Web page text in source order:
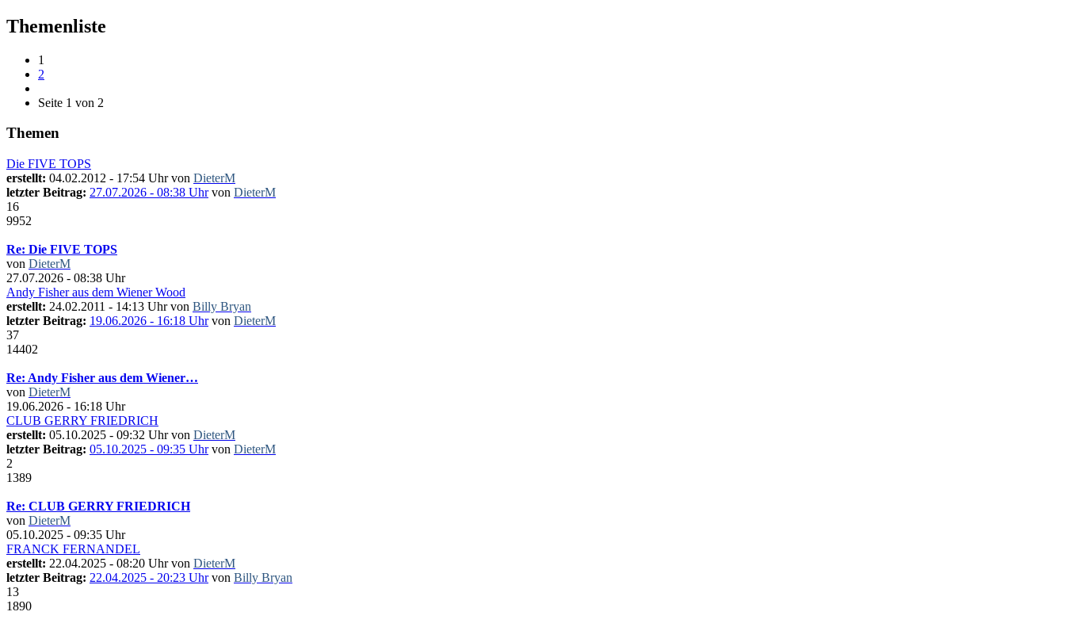
Themenliste
1
2
Seite 1 von 2
Themen
Die FIVE TOPS
erstellt: 04.02.2012 - 17:54 Uhr von DieterM
letzter Beitrag: 27.07.2026 - 08:38 Uhrvon DieterM
16
9952
Re: Die FIVE TOPS
von DieterM
27.07.2026 - 08:38 Uhr
Andy Fisher aus dem Wiener Wood
erstellt: 24.02.2011 - 14:13 Uhr von Billy Bryan
letzter Beitrag: 19.06.2026 - 16:18 Uhrvon DieterM
37
14402
Re: Andy Fisher aus dem Wiener…
von DieterM
19.06.2026 - 16:18 Uhr
CLUB GERRY FRIEDRICH
erstellt: 05.10.2025 - 09:32 Uhr von DieterM
letzter Beitrag: 05.10.2025 - 09:35 Uhrvon DieterM
2
1389
Re: CLUB GERRY FRIEDRICH
von DieterM
05.10.2025 - 09:35 Uhr
FRANCK FERNANDEL
erstellt: 22.04.2025 - 08:20 Uhr von DieterM
letzter Beitrag: 22.04.2025 - 20:23 Uhrvon Billy Bryan
13
1890